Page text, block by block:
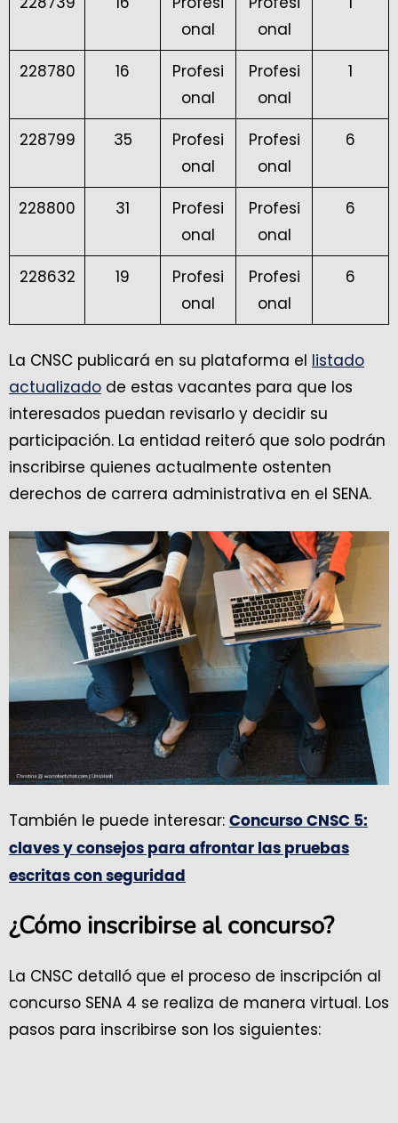
onal
onal
228780 16
Profesi
onal
Profesi
onal
1
228799 35
Profesi
onal
Profesi
onal
6
228800 31
Profesi
onal
Profesi
onal
6
228632 19
Profesi
onal
Profesi
onal
6
La CNSC publicará en su plataforma el listado
actualizado de estas vacantes para que los
interesados puedan revisarlo y decidir su
participación. La entidad reiteró que solo podrán
inscribirse quienes actualmente ostenten
derechos de carrera administrativa en el SENA.
También le puede interesar: Concurso CNSC 5:
claves y consejos para afrontar las pruebas
escritas con seguridad
¿Cómo inscribirse al concurso?
La CNSC detalló que el proceso de inscripción al
concurso SENA 4 se realiza de manera virtual. Los
pasos para inscribirse son los siguientes: